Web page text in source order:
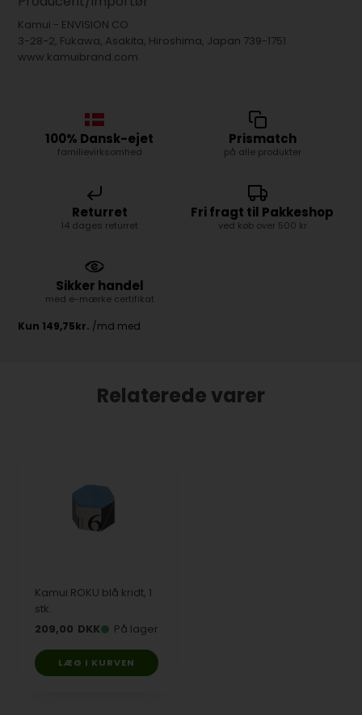
Kamui - ENVISION CO
3-28-2, Fukawa, Asakita, Hiroshima, Japan 739-1751
www.kamuibrand.com
100% Dansk-ejet
familievirksomhed
Prismatch
på alle produkter
Returret
14 dages returret
Fri fragt til Pakkeshop
ved køb over 500 kr
Sikker handel
med e-mærke certifikat
Relaterede varer
Kamui ROKU blå kridt, 1
stk.
209,00 DKK På lager
LÆG I KURVEN